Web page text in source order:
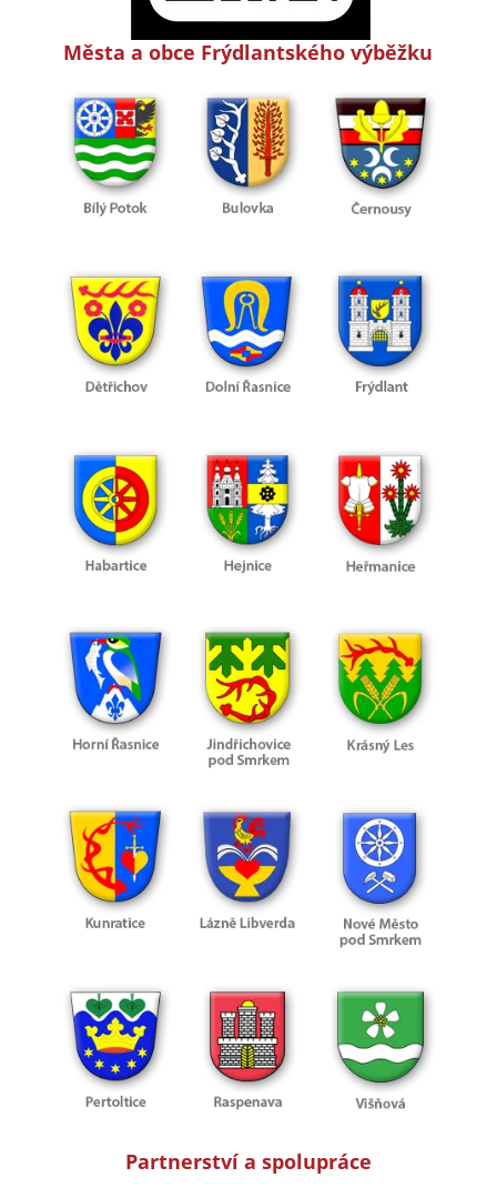
Města a obce Frýdlantského výběžku
Partnerství a spolupráce